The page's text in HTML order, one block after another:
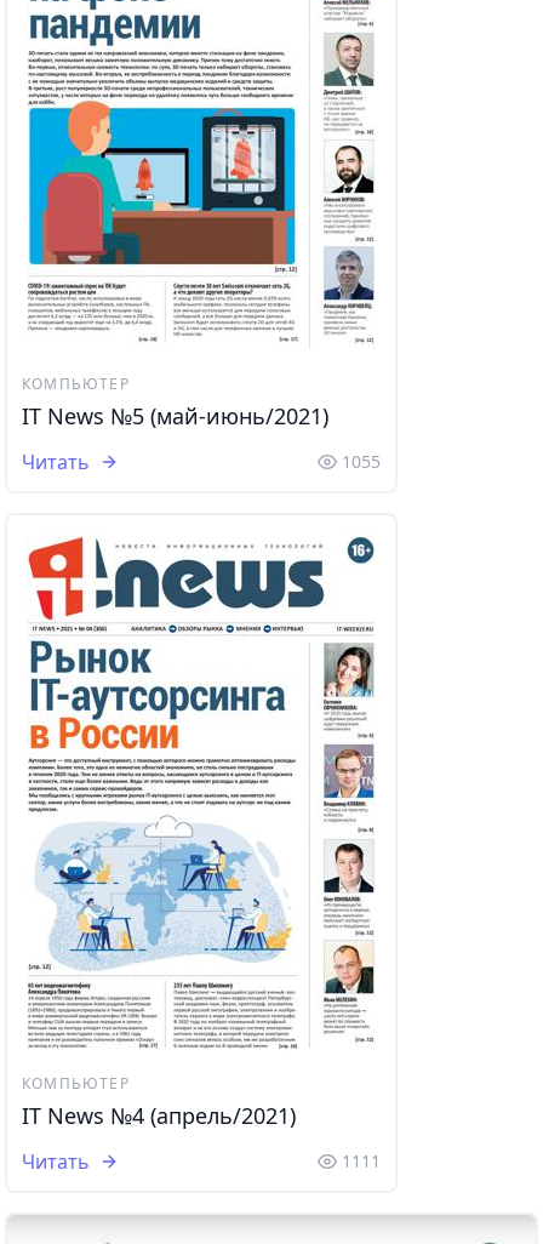
КОМПЬЮТЕР
IT News №5 (май-июнь/2021)
Читать 1055
КОМПЬЮТЕР
IT News №4 (апрель/2021)
Читать 1111